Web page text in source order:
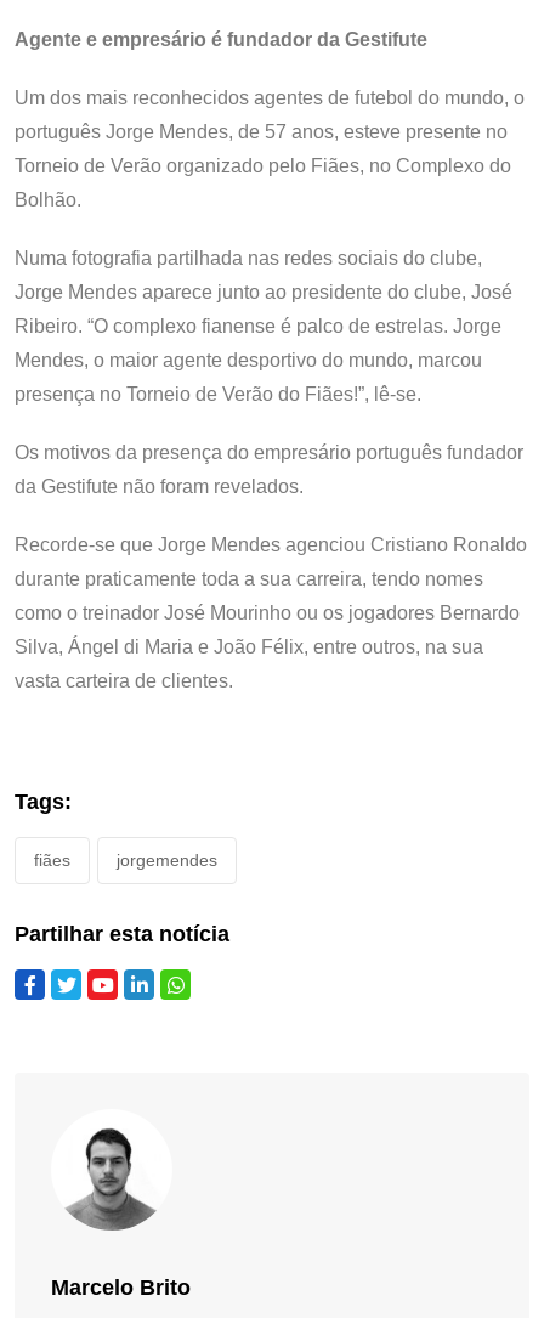
Agente e empresário é fundador da Gestifute
Um dos mais reconhecidos agentes de futebol do mundo, o
português Jorge Mendes, de 57 anos, esteve presente no
Torneio de Verão organizado pelo Fiães, no Complexo do
Bolhão.
Numa fotografia partilhada nas redes sociais do clube,
Jorge Mendes aparece junto ao presidente do clube, José
Ribeiro. “O complexo fianense é palco de estrelas. Jorge
Mendes, o maior agente desportivo do mundo, marcou
presença no Torneio de Verão do Fiães!”, lê-se.
Os motivos da presença do empresário português fundador
da Gestifute não foram revelados.
Recorde-se que Jorge Mendes agenciou Cristiano Ronaldo
durante praticamente toda a sua carreira, tendo nomes
como o treinador José Mourinho ou os jogadores Bernardo
Silva, Ángel di Maria e João Félix, entre outros, na sua
vasta carteira de clientes.
Tags:
fiães jorgemendes
Partilhar esta notícia
Marcelo Brito